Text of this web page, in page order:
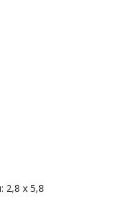
х 5,8